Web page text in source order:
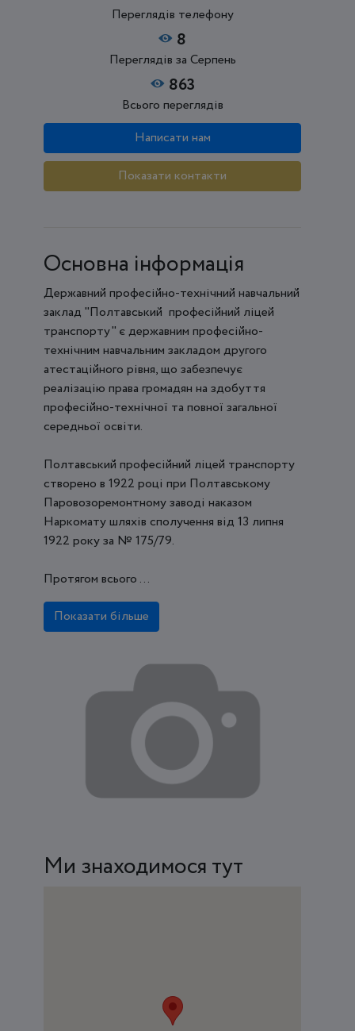
Переглядів телефону
8
Переглядів за Серпень
863
Всього переглядів
Написати нам
Показати контакти
Основна інформація
Державний професійно-технічний навчальний
заклад "Полтавський професійний ліцей
транспорту" є державним професійно-
технічним навчальним закладом другого
атестаційного рівня, що забезпечує
реалізацію права громадян на здобуття
професійно-технічної та повної загальної
середньої освіти.
Полтавський професійний ліцей транспорту
створено в 1922 році при Полтавському
Паровозоремонтному заводі наказом
Наркомату шляхів сполучення від 13 липня
1922 року за № 175/79.
Протягом всього ...
Показати більше
Ми знаходимося тут